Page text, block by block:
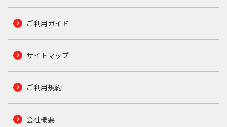
ご利用ガイド
サイトマップ
ご利用規約
会社概要